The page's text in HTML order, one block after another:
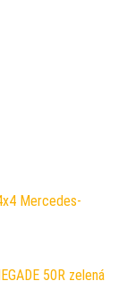
Mercedes-
50R zelená